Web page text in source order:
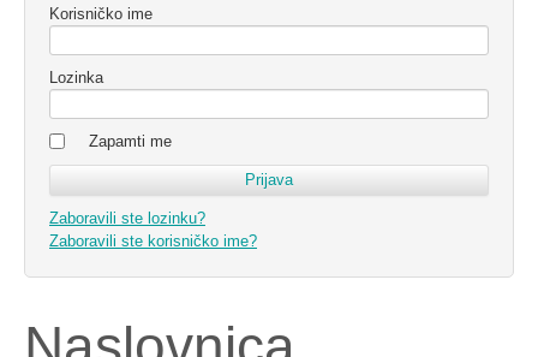
Korisničko ime
Lozinka
Zapamti me
Zaboravili ste lozinku?
Zaboravili ste korisničko ime?